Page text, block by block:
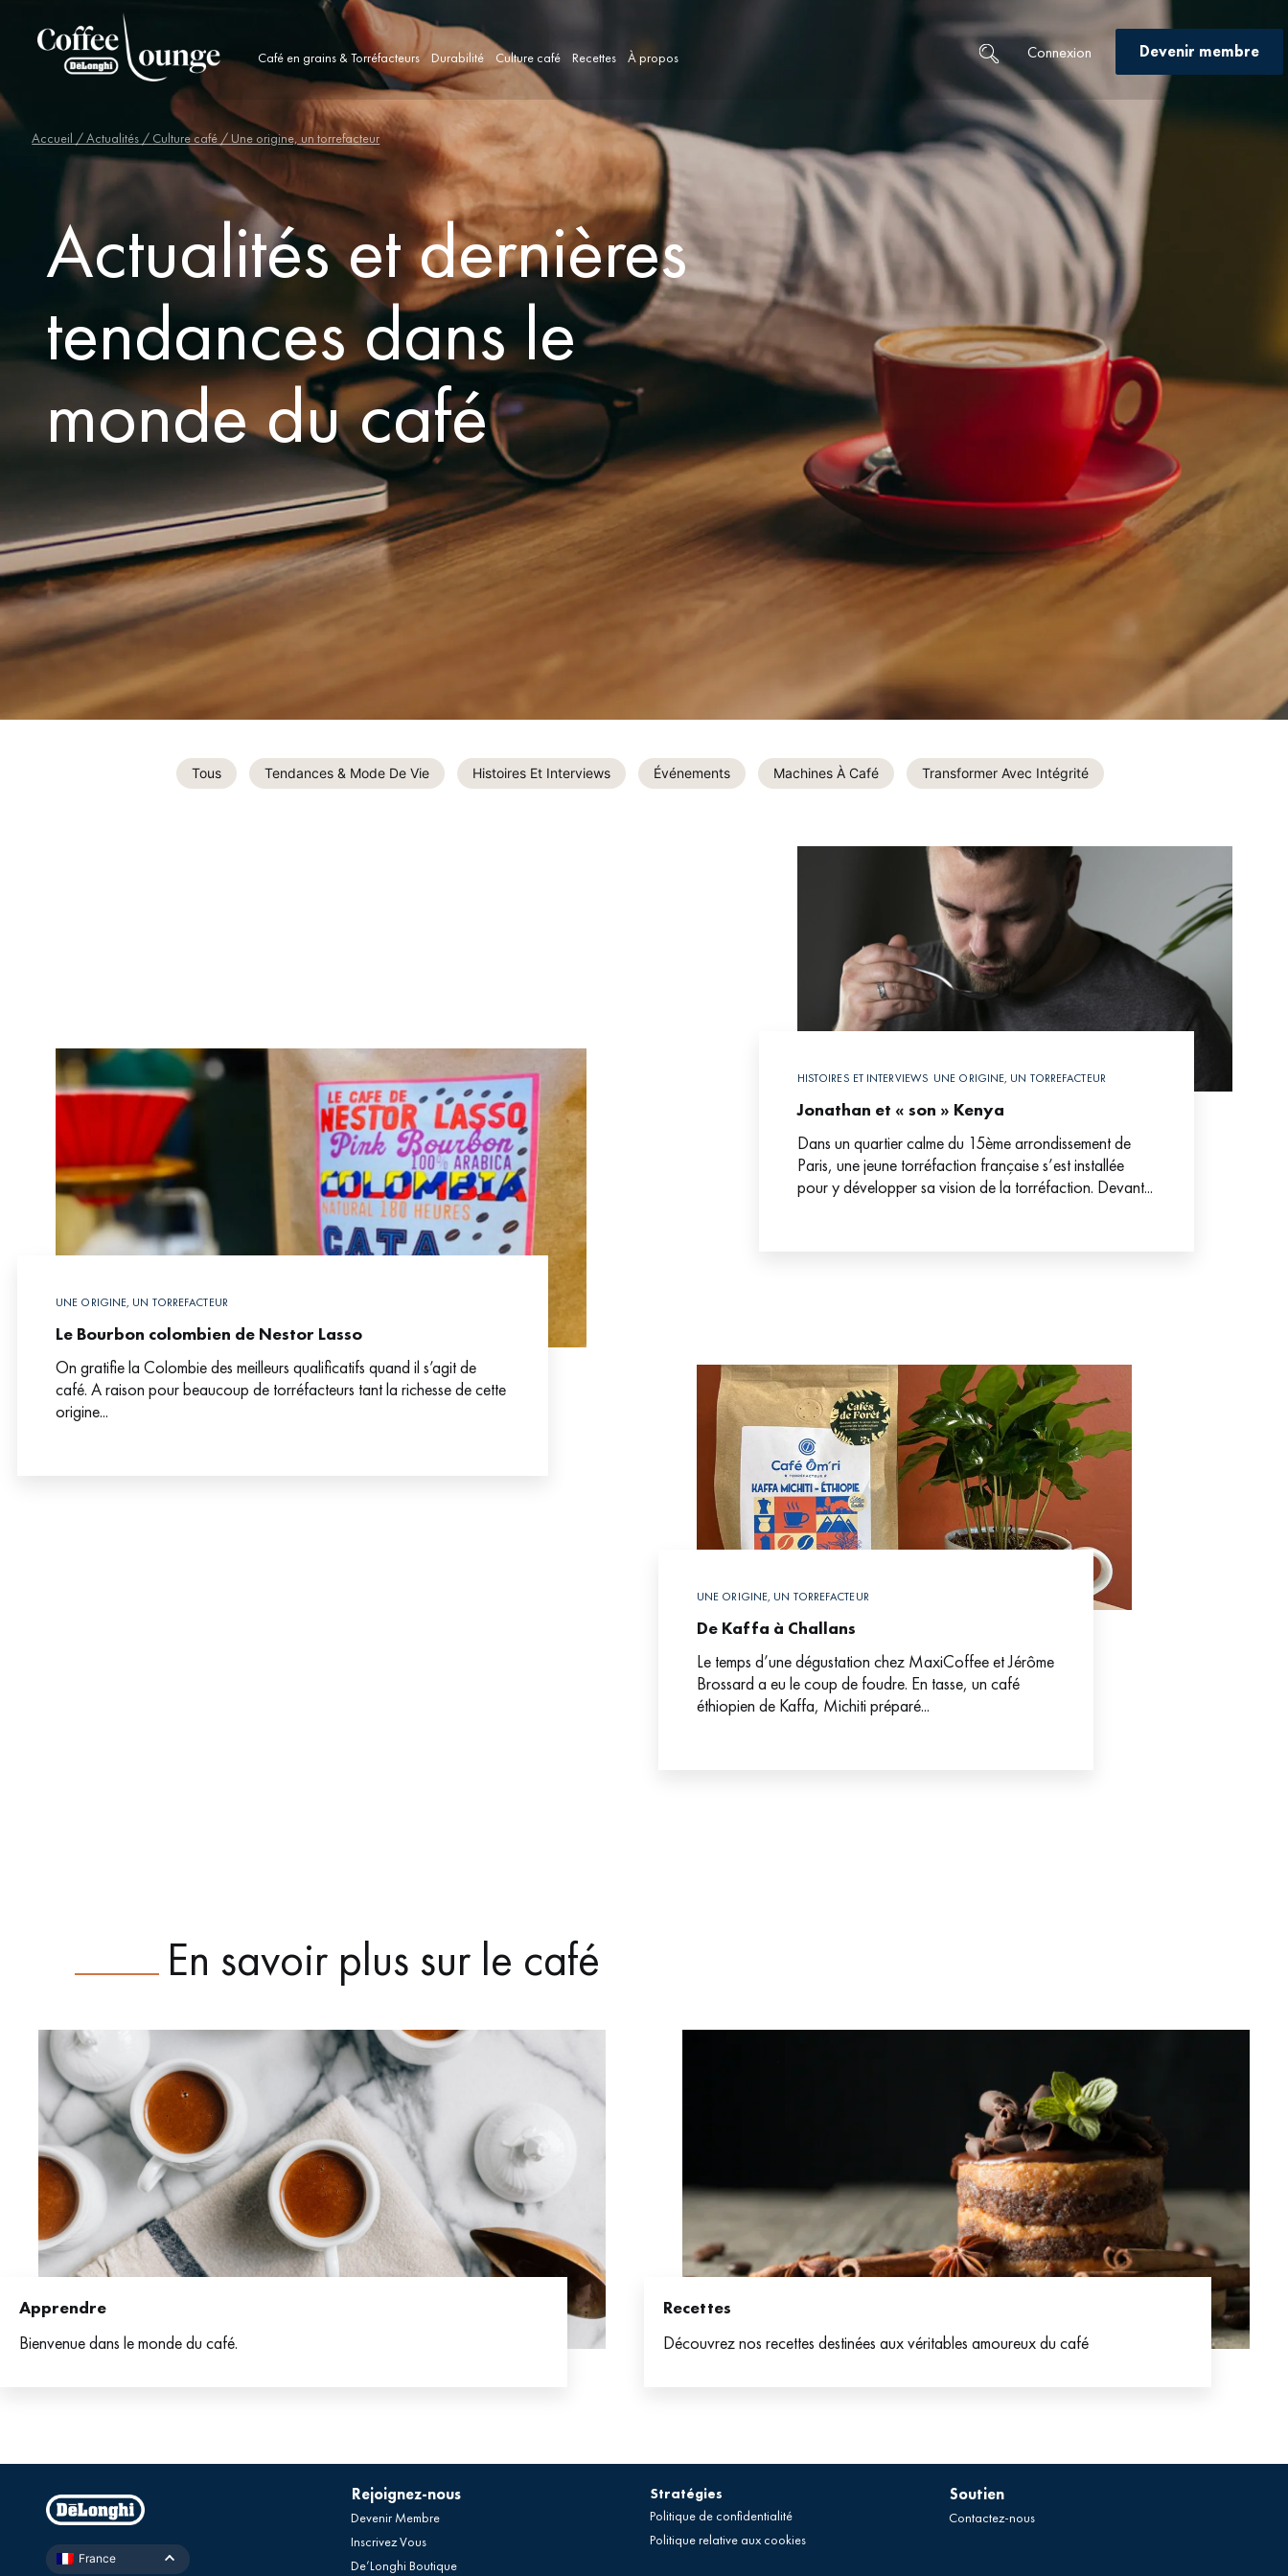
Café en grains & Torréfacteurs Durabilité Culture café Recettes À propos Connexion Devenir membre
Accueil / Actualités / Culture café / Une origine, un torrefacteur
Actualités et dernières
tendances dans le
monde du café
Tous Tendances & Mode De Vie Histoires Et Interviews Événements Machines À Café Transformer Avec Intégrité
HISTOIRES ET INTERVIEWS UNE ORIGINE, UN TORREFACTEUR
Jonathan et « son » Kenya
Dans un quartier calme du 15ème arrondissement de
Paris, une jeune torréfaction française s’est installée
pour y développer sa vision de la torréfaction. Devant...
UNE ORIGINE, UN TORREFACTEUR
Le Bourbon colombien de Nestor Lasso
On gratifie la Colombie des meilleurs qualificatifs quand il s’agit de
café. A raison pour beaucoup de torréfacteurs tant la richesse de cette
origine...
UNE ORIGINE, UN TORREFACTEUR
De Kaffa à Challans
Le temps d’une dégustation chez MaxiCoffee et Jérôme
Brossard a eu le coup de foudre. En tasse, un café
éthiopien de Kaffa, Michiti préparé...
En savoir plus sur le café
Apprendre
Bienvenue dans le monde du café.
Recettes
Découvrez nos recettes destinées aux véritables amoureux du café
France
Rejoignez-nous
Devenir Membre
Inscrivez Vous
De’Longhi Boutique
Stratégies
Politique de confidentialité
Politique relative aux cookies
Soutien
Contactez-nous